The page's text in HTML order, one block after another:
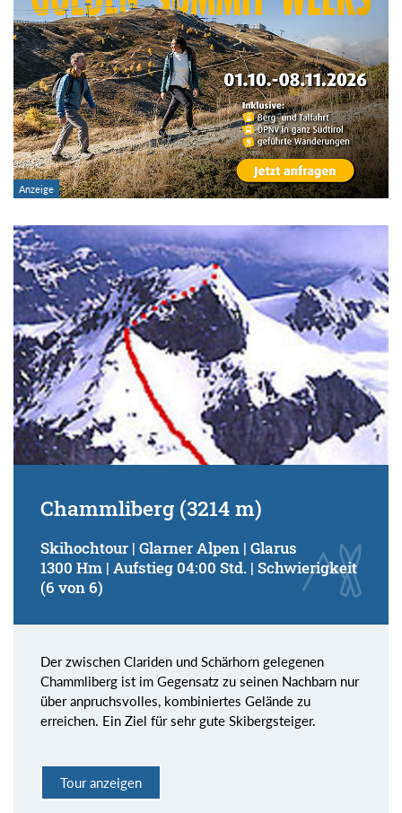
Region:
Gebirge:
Art der Tour:
Schwierigkeitsgrad:
von
bis
Kondition (Tourdauer):
von
bis
Suchbegriff:
Chammliberg (3214 m)
Skihochtour | Glarner Alpen | Glarus
1300 Hm | Aufstieg 04:00 Std. | Schwierigkeit
(6 von 6)
Der zwischen Clariden und Schärhorn gelegenen
Chammliberg ist im Gegensatz zu seinen Nachbarn nur
über anpruchsvolles, kombiniertes Gelände zu
erreichen. Ein Ziel für sehr gute Skibergsteiger.
Tour anzeigen